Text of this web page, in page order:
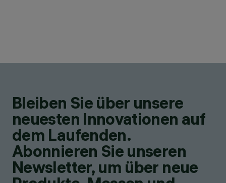
Bleiben Sie über unsere
neuesten Innovationen auf
dem Laufenden.
Abonnieren Sie unseren
Newsletter, um über neue